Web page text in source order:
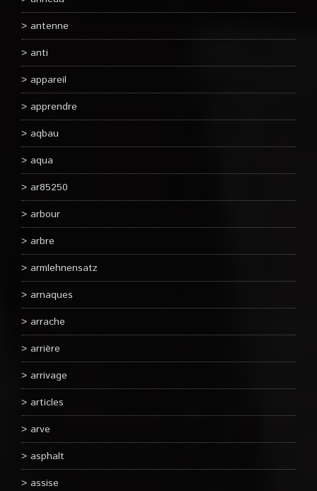
antenne
anti
appareil
apprendre
aqbau
aqua
ar85250
arbour
arbre
armlehnensatz
arnaques
arrache
arrière
arrivage
articles
arve
asphalt
assise